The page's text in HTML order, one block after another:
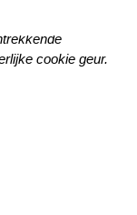
cookie geur.